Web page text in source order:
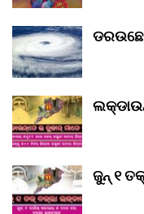
ଡରଉଛେ
ଜୁନ୍ ୧